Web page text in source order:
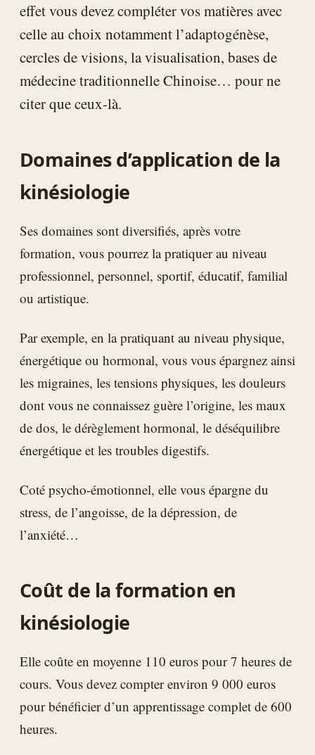
effet vous devez compléter vos matières avec
celle au choix notamment l’adaptogénèse,
cercles de visions, la visualisation, bases de
médecine traditionnelle Chinoise… pour ne
citer que ceux-là.
Domaines d’application de la
kinésiologie
Ses domaines sont diversifiés, après votre
formation, vous pourrez la pratiquer au niveau
professionnel, personnel, sportif, éducatif, familial
ou artistique.
Par exemple, en la pratiquant au niveau physique,
énergétique ou hormonal, vous vous épargnez ainsi
les migraines, les tensions physiques, les douleurs
dont vous ne connaissez guère l’origine, les maux
de dos, le dérèglement hormonal, le déséquilibre
énergétique et les troubles digestifs.
Coté psycho-émotionnel, elle vous épargne du
stress, de l’angoisse, de la dépression, de
l’anxiété…
Coût de la formation en
kinésiologie
Elle coûte en moyenne 110 euros pour 7 heures de
cours. Vous devez compter environ 9 000 euros
pour bénéficier d’un apprentissage complet de 600
heures.